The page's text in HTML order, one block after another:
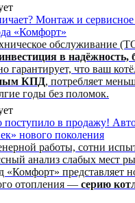
Монтаж и
«Комфорт»
обслуживание
в надёжность,
гарантирует, что ваш
КПД, потребляет
годы без поломок.
поступило в продажу!
нового поколения
работы, сотни
анализ слабых мест
«Комфорт» представляет
отопления — серию